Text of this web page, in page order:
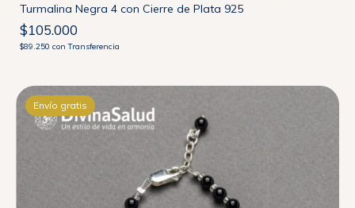
Turmalina Negra 4 con Cierre de Plata 925
$105.000
$89.250 con Transferencia
Envío gratis